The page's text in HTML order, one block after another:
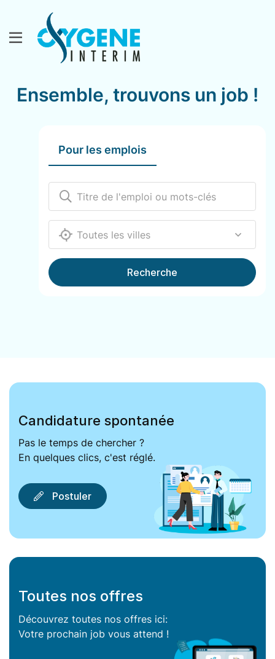
Ensemble, trouvons un job !
Pour les emplois
12000
Recherche
Candidature spontanée
Pas le temps de chercher ?
En quelques clics, c'est réglé.
Postuler
Toutes nos offres
Découvrez toutes nos offres ici:
Votre prochain job vous attend !